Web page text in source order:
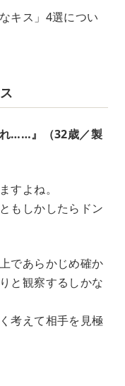
キス」4選につい
れ……』（32歳／製
すよね。
もしかしたらドン
であらかじめ確か
と観察するしかな
考えて相手を見極